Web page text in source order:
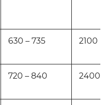
630 – 735 2100
720 – 840 2400